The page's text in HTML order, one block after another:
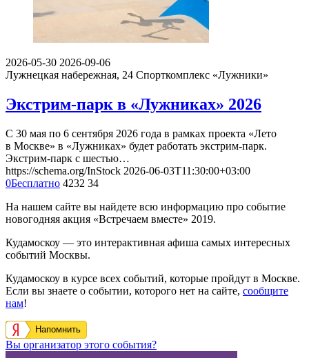
2026-05-30 2026-09-06
Лужнецкая набережная, 24 Спорткомплекс «Лужники»
Экстрим-парк в «Лужниках» 2026
С 30 мая по 6 сентября 2026 года в рамках проекта «Лето
в Москве» в «Лужниках» будет работать экстрим-парк.
Экстрим-парк с шестью…
https://schema.org/InStock 2026-06-03T11:30:00+03:00
0Бесплатно 4232 34
На нашем сайте вы найдете всю информацию про событие
новогодняя акция «Встречаем вместе» 2019.
Кудамоскоу — это интерактивная афиша самых интересных
событий Москвы.
Кудамоскоу в курсе всех событий, которые пройдут в Москве.
Если вы знаете о событии, которого нет на сайте, сообщите
нам!
Напомнить
Вы организатор этого события?